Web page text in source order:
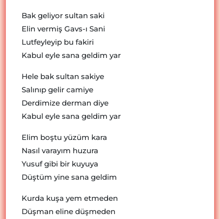
Bak geliyor sultan saki
Elin vermiş Gavs-ı Sani
Lutfeyleyip bu fakiri
Kabul eyle sana geldim yar
Hele bak sultan sakiye
Salınıp gelir camiye
Derdimize derman diye
Kabul eyle sana geldim yar
Elim boştu yüzüm kara
Nasıl varayım huzura
Yusuf gibi bir kuyuya
Düştüm yine sana geldim
Kurda kuşa yem etmeden
Düşman eline düşmeden